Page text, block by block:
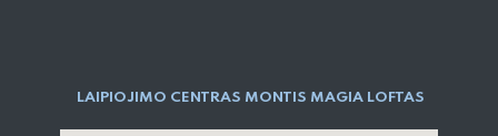
LAIPIOJIMO CENTRAS MONTIS MAGIA LOFTAS